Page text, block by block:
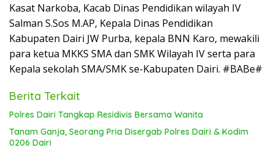
Kasat Narkoba, Kacab Dinas Pendidikan wilayah IV
Salman S.Sos M.AP, Kepala Dinas Pendidikan
Kabupaten Dairi JW Purba, kepala BNN Karo, mewakili
para ketua MKKS SMA dan SMK Wilayah IV serta para
Kepala sekolah SMA/SMK se-Kabupaten Dairi. #BABe#
Berita Terkait
Polres Dairi Tangkap Residivis Bersama Wanita
Tanam Ganja, Seorang Pria Disergab Polres Dairi & Kodim
0206 Dairi